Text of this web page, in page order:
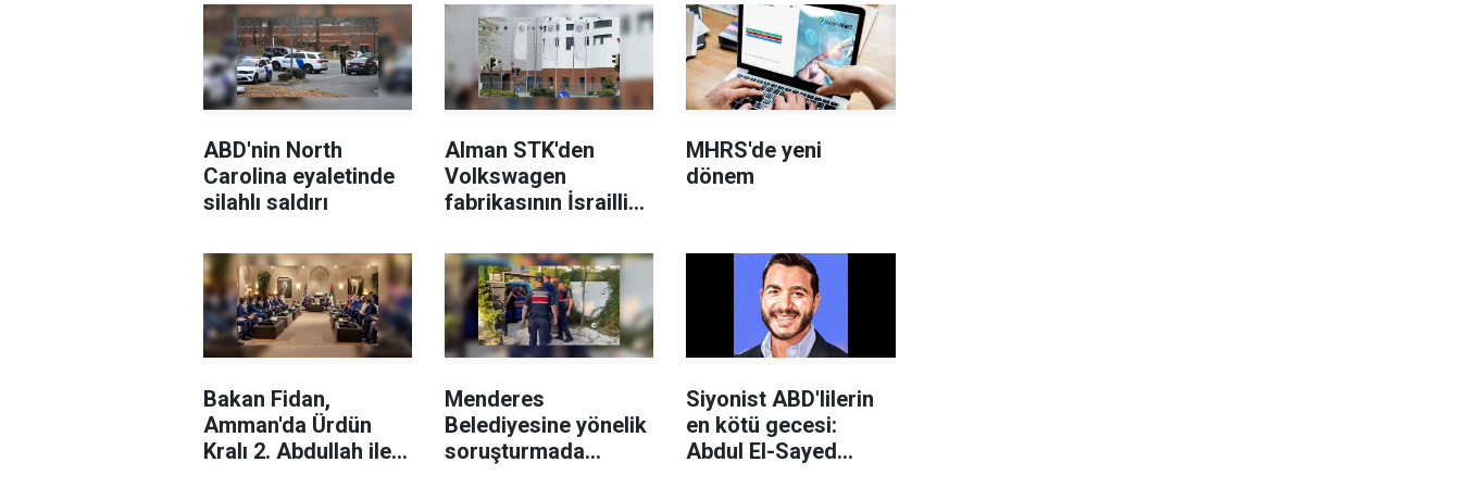
ABD'nin North
Carolina eyaletinde
silahlı saldırı
Alman STK'den
Volkswagen
fabrikasının İsrailli
Rafael'e
devredilmesi planına
tepki
MHRS'de yeni
dönem
Bakan Fidan,
Amman'da Ürdün
Kralı 2. Abdullah ile
Menderes
Belediyesine yönelik
soruşturmada
Siyonist ABD'lilerin
en kötü gecesi:
Abdul El-Sayed